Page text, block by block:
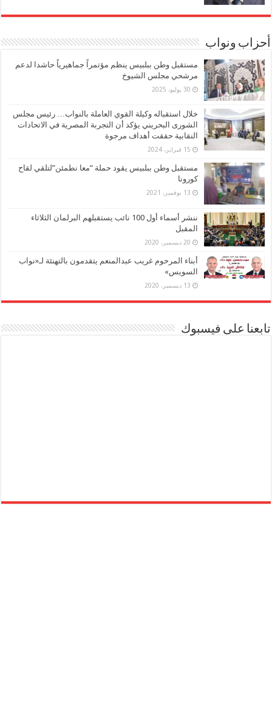
أحزاب ونواب
مستقبل وطن ببلبيس ينظم مؤتمراً جماهيرياً حاشدا لدعم
مرشحي مجلس الشيوخ
30 يوليو، 2025
خلال استقباله وكيلة القوي العاملة بالنواب… رئيس مجلس
الشورى البحريني يؤكد أن التجربة المصرية في الاتحادات
النقابية حققت أهداف مرجوة
15 فبراير، 2024
مستقبل وطن ببلبيس يقود حملة “معا نطمئن”لتلقي لقاح
كورونا
13 نوفمبر، 2021
ننشر أسماء أول 100 نائب يستقبلهم البرلمان الثلاثاء
المقبل
20 ديسمبر، 2020
أبناء المرحوم غريب عبدالمنعم يتقدمون بالتهنئة لـ«نواب
السويس»
13 ديسمبر، 2020
تابعنا على فيسبوك